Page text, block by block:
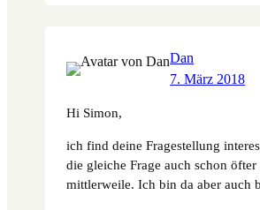
Dan
7. März 2018
Hi Simon,
ich find deine Fragestellung
die gleiche Frage auch schon öfter
mittlerweile. Ich bin da aber auch